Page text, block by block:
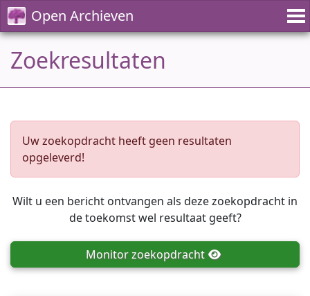
Open Archieven
Zoekresultaten
Uw zoekopdracht heeft geen resultaten
opgeleverd!
Wilt u een bericht ontvangen als deze zoekopdracht in
de toekomst wel resultaat geeft?
Monitorzoekopdracht